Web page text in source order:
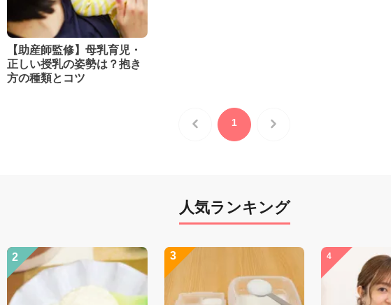
【助産師監修】母乳育児・
正しい授乳の姿勢は？抱き
方の種類とコツ
1
人気ランキング
2 3 4